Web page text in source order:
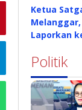
Ketua
Laporkan
Politik